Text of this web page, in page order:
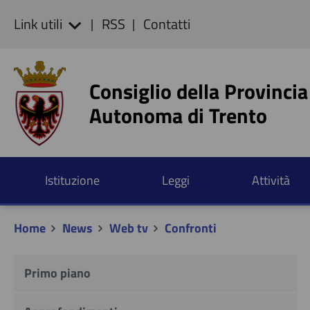
Link utili RSS Contatti
Consiglio della Provincia
Autonoma di Trento
Istituzione Leggi Attività
Home News Web tv Confronti
Primo piano